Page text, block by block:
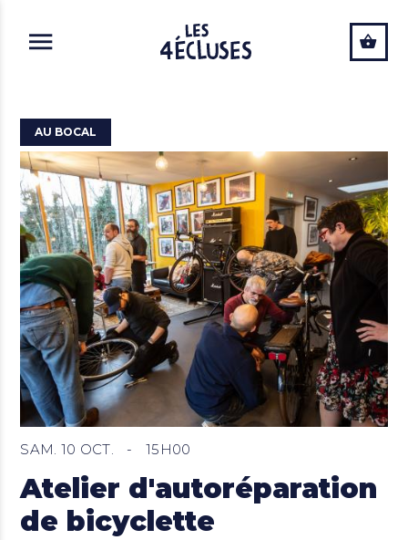
AU BOCAL
SAM. 10 OCT. - 15H00
Atelier d'autoréparation
de bicyclette